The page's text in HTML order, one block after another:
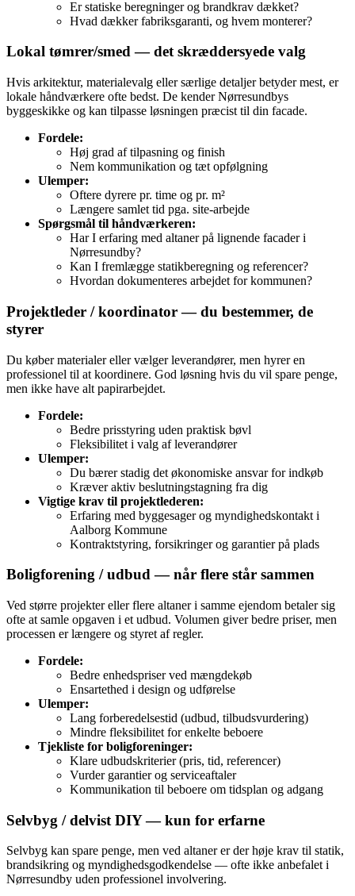
Er statiske beregninger og brandkrav dækket?
Hvad dækker fabriksgaranti, og hvem monterer?
Lokal tømrer/smed — det skræddersyede valg
Hvis arkitektur, materialevalg eller særlige detaljer betyder mest, er
lokale håndværkere ofte bedst. De kender Nørresundbys
byggeskikke og kan tilpasse løsningen præcist til din facade.
Fordele:
Høj grad af tilpasning og finish
Nem kommunikation og tæt opfølgning
Ulemper:
Oftere dyrere pr. time og pr. m²
Længere samlet tid pga. site-arbejde
Spørgsmål til håndværkeren:
Har I erfaring med altaner på lignende facader i
Nørresundby?
Kan I fremlægge statikberegning og referencer?
Hvordan dokumenteres arbejdet for kommunen?
Projektleder / koordinator — du bestemmer, de
styrer
Du køber materialer eller vælger leverandører, men hyrer en
professionel til at koordinere. God løsning hvis du vil spare penge,
men ikke have alt papirarbejdet.
Fordele:
Bedre prisstyring uden praktisk bøvl
Fleksibilitet i valg af leverandører
Ulemper:
Du bærer stadig det økonomiske ansvar for indkøb
Kræver aktiv beslutningstagning fra dig
Vigtige krav til projektlederen:
Erfaring med byggesager og myndighedskontakt i
Aalborg Kommune
Kontraktstyring, forsikringer og garantier på plads
Boligforening / udbud — når flere står sammen
Ved større projekter eller flere altaner i samme ejendom betaler sig
ofte at samle opgaven i et udbud. Volumen giver bedre priser, men
processen er længere og styret af regler.
Fordele:
Bedre enhedspriser ved mængdekøb
Ensartethed i design og udførelse
Ulemper:
Lang forberedelsestid (udbud, tilbudsvurdering)
Mindre fleksibilitet for enkelte beboere
Tjekliste for boligforeninger:
Klare udbudskriterier (pris, tid, referencer)
Vurder garantier og serviceaftaler
Kommunikation til beboere om tidsplan og adgang
Selvbyg / delvist DIY — kun for erfarne
Selvbyg kan spare penge, men ved altaner er der høje krav til statik,
brandsikring og myndighedsgodkendelse — ofte ikke anbefalet i
Nørresundby uden professionel involvering.